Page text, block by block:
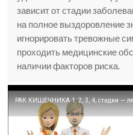
зависит от стадии
на полное выздоровление
игнорировать тревожные
проходить медицинские
наличии факторов риска.
РАК КИШЕЧНИКА 1, 2, 3, 4, стадии —